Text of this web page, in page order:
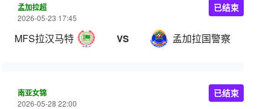
孟加拉超
2026-05-23 17:45
MFS拉汉马特 VS 孟加拉国警察
已结束
南亚女锦
2026-05-28 22:00
已结束